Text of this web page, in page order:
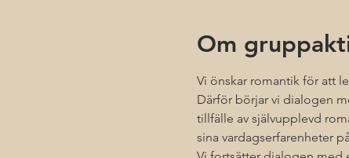
Om
Vi önskar romantik för att
Därför börjar vi dialogen
tillfälle av självupplevd
sina vardagserfarenheter